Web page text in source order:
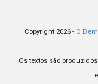
Copyright 2026 - O
Os textos são